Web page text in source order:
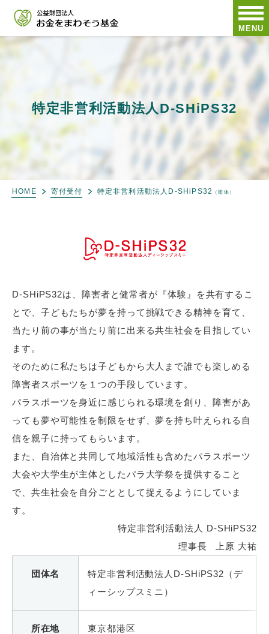
MENU
特定非営利活動法人D-SHiPS32
HOME 寄付受付 特定非営利活動法人D-SHiPS32 （団体）
D-SHiPS32は、障害者と健常者が『体験』を共有するこ
とで、⼦どもたちが夢を持って挑戦できる精神を育て、
当たり前の事が当たり前に出来る共⽣社会を⽬指してい
ます。
そのために私たちは子どもから大人まで誰でも楽しめる
障害者スポーツを１つの⼿段しています。
パラスポーツを身近に感じられる環境を創り、障害があ
っても夢や可能性を制限をせず、夢を持ち叶えられる自
信を親子に持ってもらいます。
また、⾃治体と共同して地域活性も含めたパラスポーツ
大会や⼤学⽣が主体としたパラ大学祭を提供すること
で、共生社会を自分ごととして捉えるようにしていま
す。
特定非営利活動法人 D-SHiPS32
理事長 上原 大祐
団体名
特定非営利活動法人D-SHiPS32（デ
ィーシップスミニ）
所在地 東京都港区